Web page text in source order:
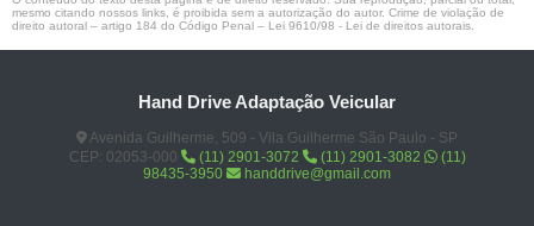
mesmo citando nossos links, é proibida sem a autorização do autor. Crime de violação de
direito autoral – artigo 184 do Código Penal – Lei 9610/98 - Lei de direitos autorais
Hand Drive Adaptação Veicular
Avenida Guilherme, 509 - Vila Guilherme São Paulo - SP
CEP: 02053-000
(11) 2901-3072 (11) 2901-3082
(11)
98435-3950
handdrive@gmail.com